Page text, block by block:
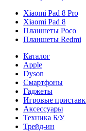
Xiaomi Pad 8 Pro
Xiaomi Pad 8
Планшеты Poco
Планшеты Redmi
Каталог
Apple
Dyson
Смартфоны
Гаджеты
Игровые
Аксессуары
Техника Б/У
Трейд-ин